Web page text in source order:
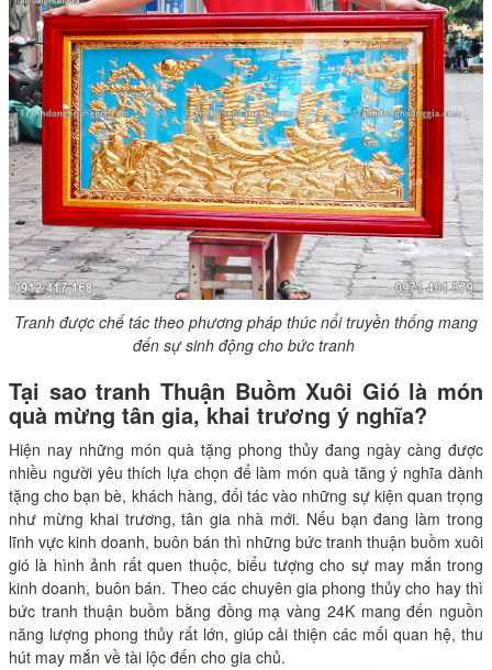
Tranh được chế tác theo phương pháp thúc nổi truyền thống mang
đến sự sinh động cho bức tranh
Tại sao tranh Thuận Buồm Xuôi Gió là món
quà mừng tân gia, khai trương ý nghĩa?
Hiện nay những món quà tặng phong thủy đang ngày càng được
nhiều người yêu thích lựa chọn để làm món quà tăng ý nghĩa dành
tặng cho bạn bè, khách hàng, đối tác vào những sự kiện quan trọng
như mừng khai trương, tân gia nhà mới. Nếu bạn đang làm trong
lĩnh vực kinh doanh, buôn bán thì những bức tranh thuận buồm xuôi
gió là hình ảnh rất quen thuộc, biểu tượng cho sự may mắn trong
kinh doanh, buôn bán. Theo các chuyên gia phong thủy cho hay thì
bức tranh thuận buồm bằng đồng mạ vàng 24K mang đến nguồn
năng lượng phong thủy rất lớn, giúp cải thiện các mối quan hệ, thu
hút may mắn về tài lộc đến cho gia chủ.